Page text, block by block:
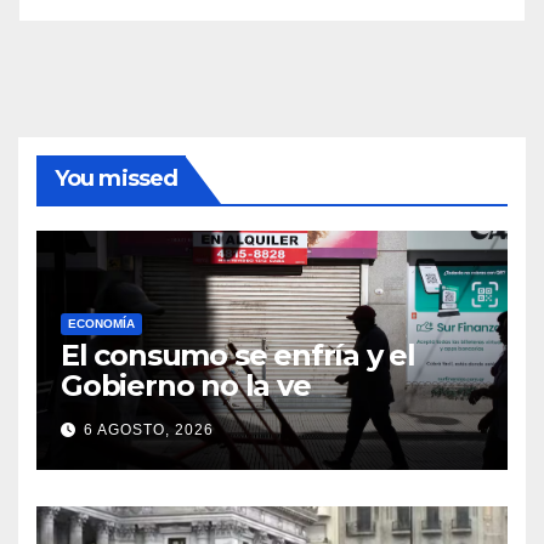
You missed
ECONOMÍA
El consumo se enfría y el
Gobierno no la ve
6 AGOSTO, 2026